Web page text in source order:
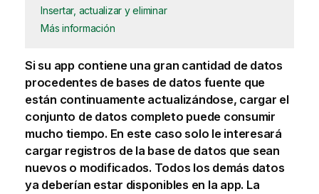
Insertar, actualizar y eliminar
Más información
Si su app contiene una gran cantidad de datos
procedentes de bases de datos fuente que
están continuamente actualizándose, cargar el
conjunto de datos completo puede consumir
mucho tiempo. En este caso solo le interesará
cargar registros de la base de datos que sean
nuevos o modificados. Todos los demás datos
ya deberían estar disponibles en la app. La